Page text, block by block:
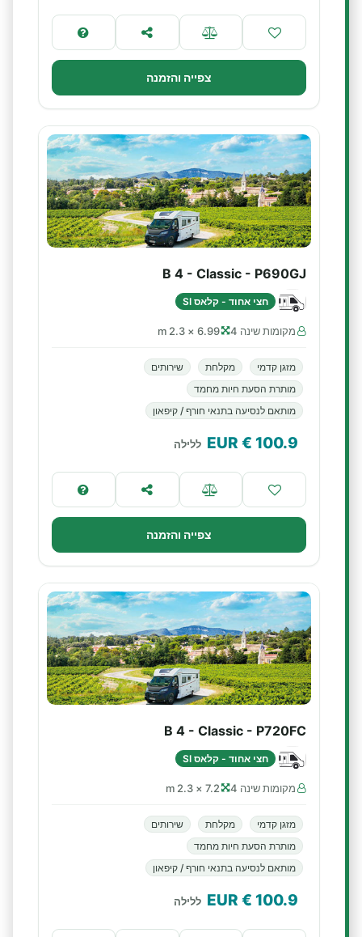
צפייה והזמנה
B 4 - Classic - P690GJ
חצי אחוד - קלאס SI
מקומות שינה 4 6.99 × 2.3 m
מזגן קדמי מקלחת
שירותים
מותרת הסעת חיות מחמד
מותאם לנסיעה בתנאי חורף / קיפאון
100.9
€ EUR ללילה
צפייה והזמנה
B 4 - Classic - P720FC
חצי אחוד - קלאס SI
מקומות שינה 4 7.2 × 2.3 m
מזגן קדמי מקלחת
שירותים
מותרת הסעת חיות מחמד
מותאם לנסיעה בתנאי חורף / קיפאון
100.9
€ EUR ללילה